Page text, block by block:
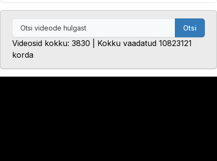
Otsi
Videosid kokku: 3830 | Kokku vaadatud 10823121
korda